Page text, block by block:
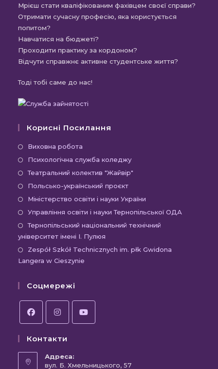
Мрієш стати кваліфікованим фахівцем своєї справи?
Отримати сучасну професію, яка користується
попитом?
Навчатися на бюджеті?
Проходити практику за кордоном?
Відчути справжнє активне студентське життя?
Тоді тобі саме до нас!
Корисні Посилання
Виховна робота
в
новій
вкладці
Психологічна служба коледжуВідкриється
в
вкладці
Театральний колектив "Жайвір"
новій
вкладці
Польсько-український проєктВідкриється
в
новій
вкладці
Міністерство освіти і науки України
в
новій
Управління освіти і науки Тернопільської ОДА
Тернопільський національний технічний
університет імені І. Пулюя
Zespół Szkół Technicznych im. płk Gwidona
Langera w Cieszynie
Соцмережі
в
новій
вкладці
в
новій
вкладці
новій
вкладці
Контакти
Адреса:
вул. Б. Хмельницького, 57